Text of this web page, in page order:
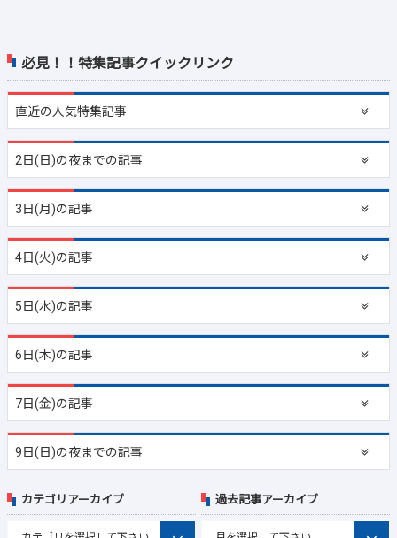
必見！！特集記事クイックリンク
直近の人気特集記事
2日(日)の夜までの記事
3日(月)の記事
4日(火)の記事
5日(水)の記事
6日(木)の記事
7日(金)の記事
9日(日)の夜までの記事
カテゴリアーカイブ 過去記事アーカイブ